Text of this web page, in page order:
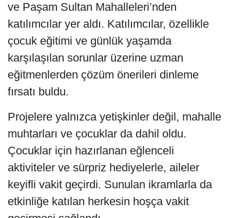
ve Paşam Sultan Mahalleleri’nden
katılımcılar yer aldı. Katılımcılar, özellikle
çocuk eğitimi ve günlük yaşamda
karşılaşılan sorunlar üzerine uzman
eğitmenlerden çözüm önerileri dinleme
fırsatı buldu.
Projelere yalnızca yetişkinler değil, mahalle
muhtarları ve çocuklar da dahil oldu.
Çocuklar için hazırlanan eğlenceli
aktiviteler ve sürpriz hediyelerle, aileler
keyifli vakit geçirdi. Sunulan ikramlarla da
etkinliğe katılan herkesin hoşça vakit